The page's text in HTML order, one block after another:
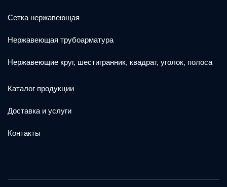
Сетка нержавеющая
Нержавеющая трубоарматура
Нержавеющие круг, шестигранник, квадрат, уголок, полоса
Каталог продукции
Доставка и услуги
Контакты